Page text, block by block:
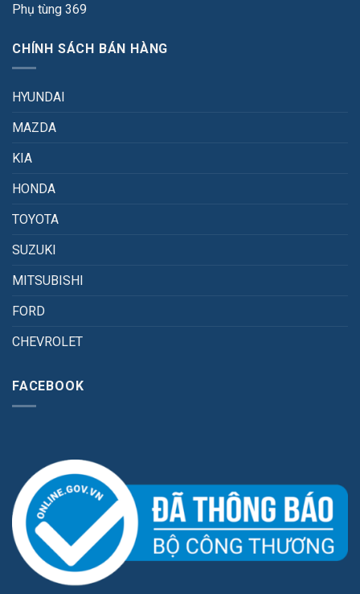
Phụ tùng 369
CHÍNH SÁCH BÁN HÀNG
HYUNDAI
MAZDA
KIA
HONDA
TOYOTA
SUZUKI
MITSUBISHI
FORD
CHEVROLET
FACEBOOK